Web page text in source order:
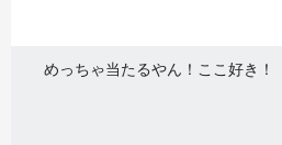
めっちゃ当たるやん！ここ好き！